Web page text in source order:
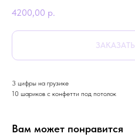
4200,00 р.
ЗАКАЗАТЬ
3 цифры на грузике
10 шариков с конфетти под потолок
Вам может понравится